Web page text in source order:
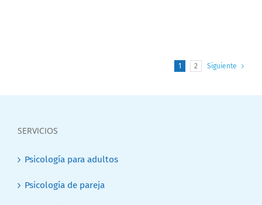
1 2 Siguiente
SERVICIOS
Psicología para adultos
Psicología de pareja